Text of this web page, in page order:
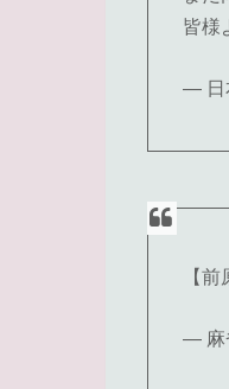
皆様
— 日
【
— 麻